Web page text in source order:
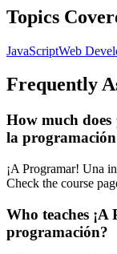
Topics
JavaScriptWeb
Frequently
How much
la programación
¡A Programar! Una
Check the course
Who teaches
programación?